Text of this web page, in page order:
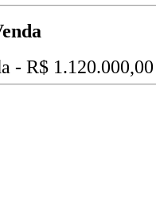
- R$ 1.120.000,00